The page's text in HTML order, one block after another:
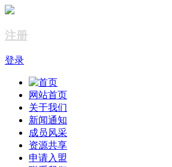
注册
登录
网站首页
关于我们
新闻通知
成员风采
资源共享
申请入盟